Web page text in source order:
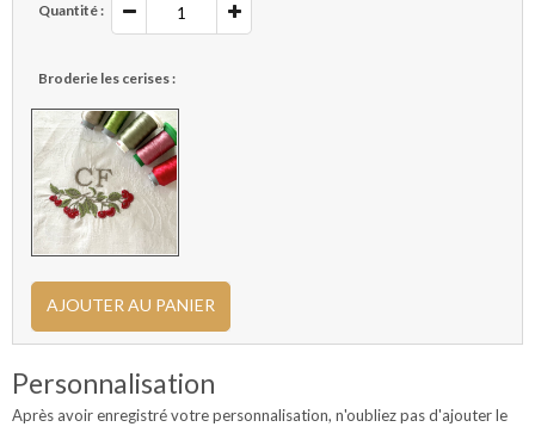
Quantité :
Broderie les cerises :
AJOUTER AU PANIER
Personnalisation
Après avoir enregistré votre personnalisation, n'oubliez pas d'ajouter le